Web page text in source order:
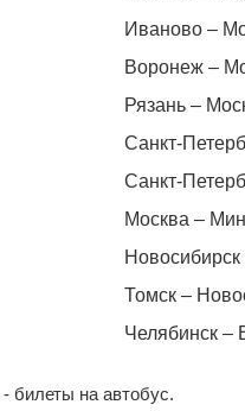
Иваново –
Воронеж –
Рязань –
Санкт-
Санкт-
Москва –
Томск –
Челябинск –
- билеты на автобус.